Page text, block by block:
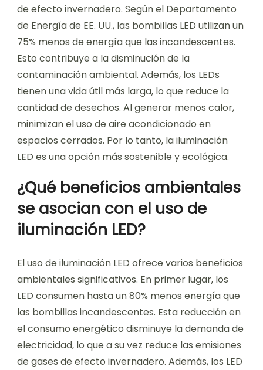
de efecto invernadero. Según el Departamento
de Energía de EE. UU., las bombillas LED utilizan un
75% menos de energía que las incandescentes.
Esto contribuye a la disminución de la
contaminación ambiental. Además, los LEDs
tienen una vida útil más larga, lo que reduce la
cantidad de desechos. Al generar menos calor,
minimizan el uso de aire acondicionado en
espacios cerrados. Por lo tanto, la iluminación
LED es una opción más sostenible y ecológica.
¿Qué beneficios ambientales
se asocian con el uso de
iluminación LED?
El uso de iluminación LED ofrece varios beneficios
ambientales significativos. En primer lugar, los
LED consumen hasta un 80% menos energía que
las bombillas incandescentes. Esta reducción en
el consumo energético disminuye la demanda de
electricidad, lo que a su vez reduce las emisiones
de gases de efecto invernadero. Además, los LED